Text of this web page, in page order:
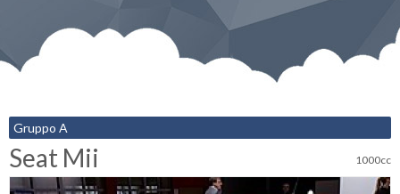
Gruppo A
Seat Mii 1000cc